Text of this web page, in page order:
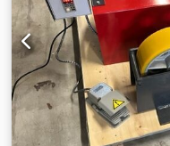
Spindeldrehzahl [rpm]:
1120 - Optionen:
Transportmaße:
Transportgewicht [kg]:
Crsdjx Ryv Tjpfx Adwsf
Mehrwertsteuer: Der
Mehrwertsteuer